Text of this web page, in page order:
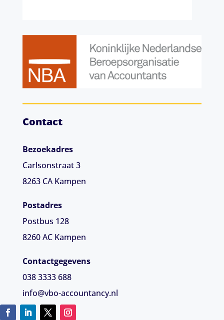
Contact
Bezoekadres
Carlsonstraat 3
8263 CA Kampen
Postadres
Postbus 128
8260 AC Kampen
Contactgegevens
038 3333 688
info@vbo-accountancy.nl